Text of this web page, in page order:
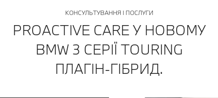
КОНСУЛЬТУВАННЯ І ПОСЛУГИ
PROACTIVE CARE У НОВОМУ
BMW 3 СЕРІЇ TOURING
ПЛАГІН-ГІБРИД.